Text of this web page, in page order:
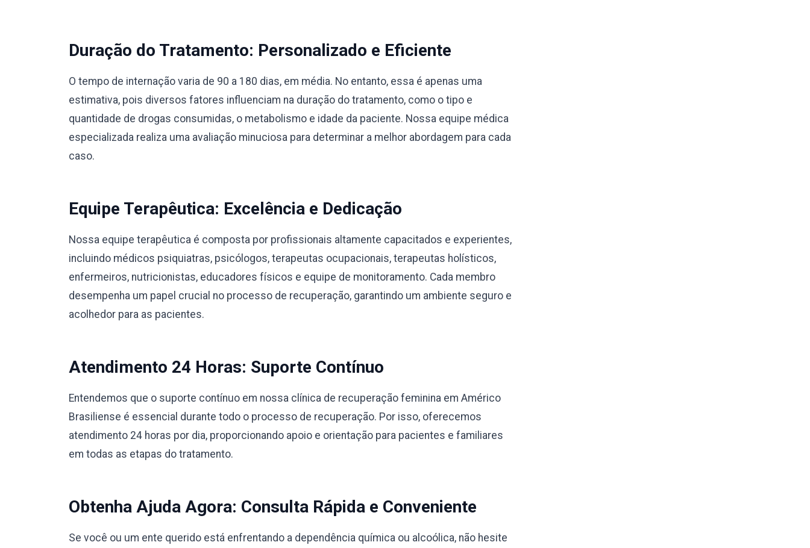
Duração do Tratamento: Personalizado e Eficiente
O tempo de internação varia de 90 a 180 dias, em média. No entanto, essa é apenas uma
estimativa, pois diversos fatores influenciam na duração do tratamento, como o tipo e
quantidade de drogas consumidas, o metabolismo e idade da paciente. Nossa equipe médica
especializada realiza uma avaliação minuciosa para determinar a melhor abordagem para cada
caso.
Equipe Terapêutica: Excelência e Dedicação
Nossa equipe terapêutica é composta por profissionais altamente capacitados e experientes,
incluindo médicos psiquiatras, psicólogos, terapeutas ocupacionais, terapeutas holísticos,
enfermeiros, nutricionistas, educadores físicos e equipe de monitoramento. Cada membro
desempenha um papel crucial no processo de recuperação, garantindo um ambiente seguro e
acolhedor para as pacientes.
Atendimento 24 Horas: Suporte Contínuo
Entendemos que o suporte contínuo em nossa clínica de recuperação feminina em Américo
Brasiliense é essencial durante todo o processo de recuperação. Por isso, oferecemos
atendimento 24 horas por dia, proporcionando apoio e orientação para pacientes e familiares
em todas as etapas do tratamento.
Obtenha Ajuda Agora: Consulta Rápida e Conveniente
Se você ou um ente querido está enfrentando a dependência química ou alcoólica, não hesite